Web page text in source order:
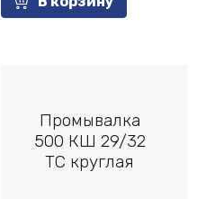
Промывалка
500 КШ 29/32
ТС круглая